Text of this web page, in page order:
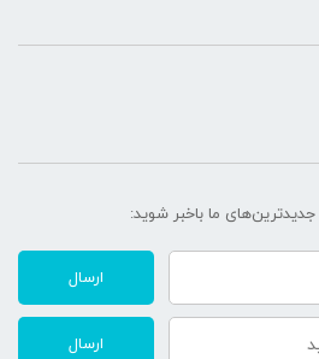
خطر، هشدار دهنده خطر, علائم, علایم
ما‌ باخبر شوید:
ارسال
ارسال